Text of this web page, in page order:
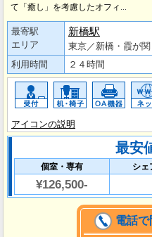
て「癒し」を考慮したオフィ…
最寄駅
エリア
新橋駅
東京／新橋・霞が関
利用時間
２４時間
アイコンの説明
最安
個室・専有 シェ
¥126,500-
電話